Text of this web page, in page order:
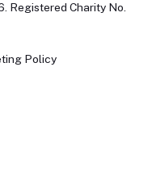
Registered Charity No.
Policy